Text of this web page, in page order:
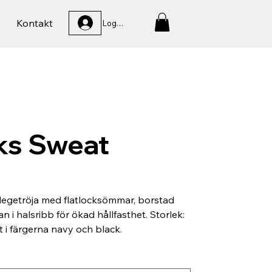
Kontakt Logga In
Sweat
med flatlocksömmar, borstad
i halsribb för ökad hållfasthet. Storlek:
i färgerna navy och black.